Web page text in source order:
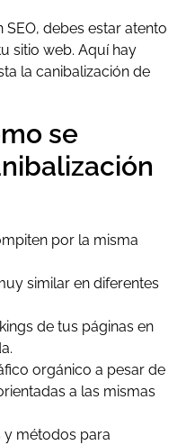
debes estar atento
sitio web. Aquí hay
la canibalización de
se
por la misma
similar en diferentes
de tus páginas en
orgánico a pesar de
a las mismas
y métodos para